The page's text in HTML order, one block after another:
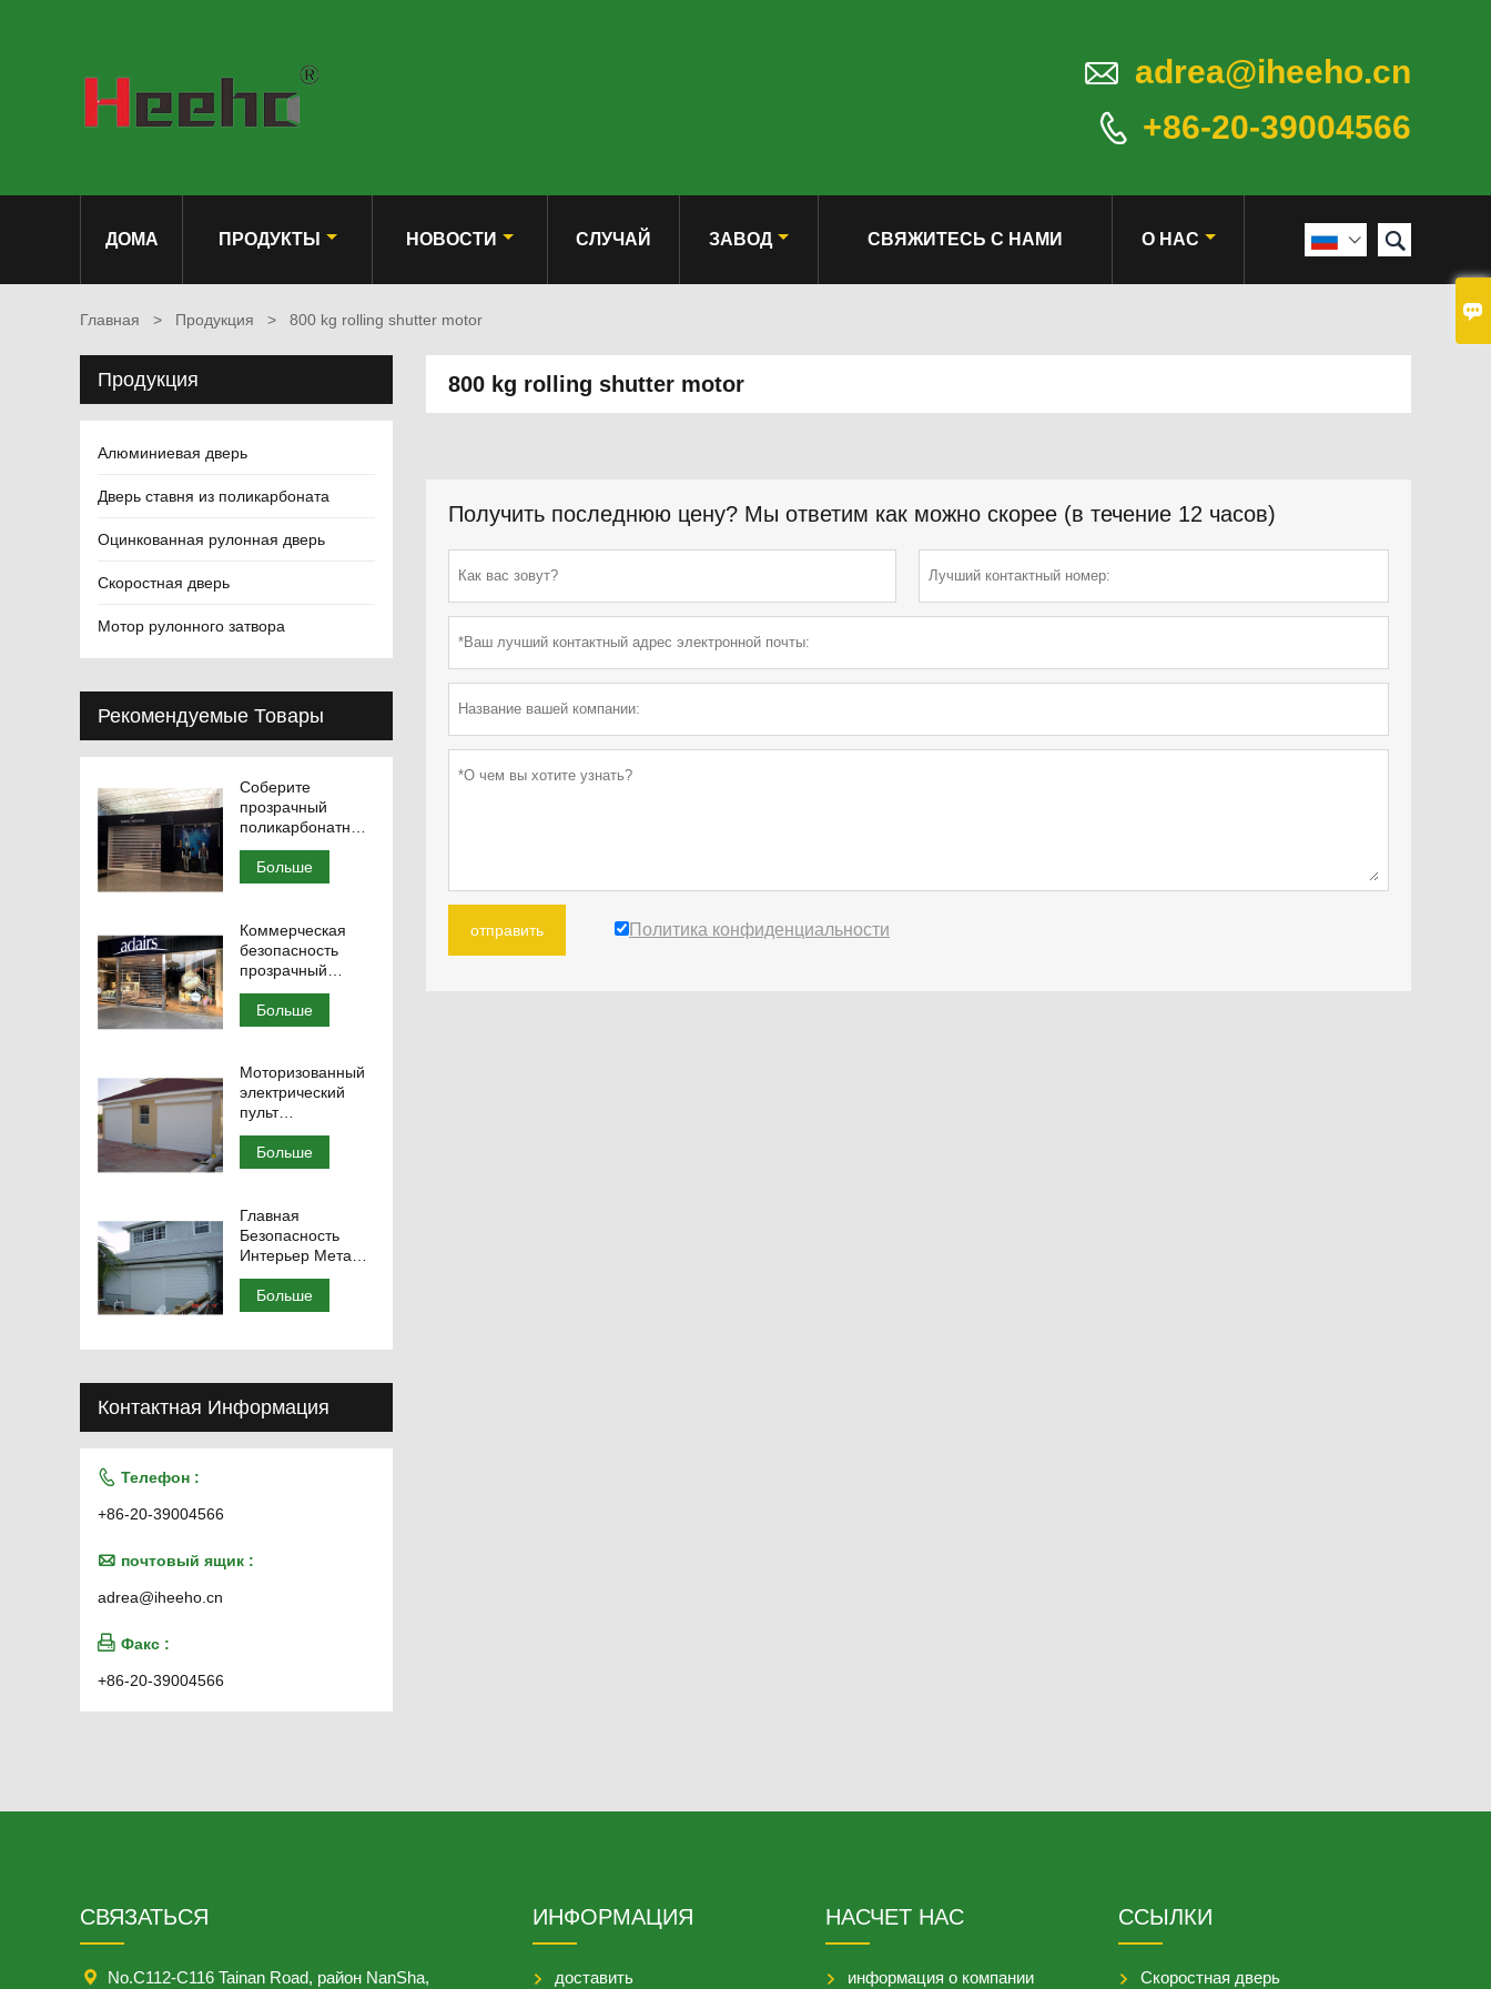

 adrea@iheeho.cn
 +86-20-39004566
 
ДОМА ПРОДУКТЫ НОВОСТИ СЛУЧАЙ ЗАВОД СВЯЖИТЕСЬ С НАМИ О НАС
Главная > Продукция > 800 kg rolling shutter motor
800 kg rolling shutter motor
Получить последнюю цену? Мы ответим как можно скорее (в течение 12 часов)
отправить Политика конфиденциальности
Продукция
Алюминиевая дверь
Дверь ставня из поликарбоната
Оцинкованная рулонная дверь
Скоростная дверь
Мотор рулонного затвора
Рекомендуемые Товары
Соберите
прозрачный
поликарбонатный
ролик дверной
сборки
Больше
Коммерческая
безопасность
прозрачный
поликарбонатный
роллет
Больше
Моторизованный
электрический
пульт
дистанционного
управления
алюминиевой
Больше
Главная
Безопасность
Интерьер Металл
Алюминий
Роллеты
Больше
Контактная Информация
 Телефон :
+86-20-39004566
 почтовый ящик :
adrea@iheeho.cn
 Факс :
+86-20-39004566
CВЯЗАТЬСЯ
 No.C112-C116 Tainan Road, район NanSha,
ИНФОРМАЦИЯ
доставить
НАСЧЕТ НАС
информация о компании
ССЫЛКИ
Скоростная дверь